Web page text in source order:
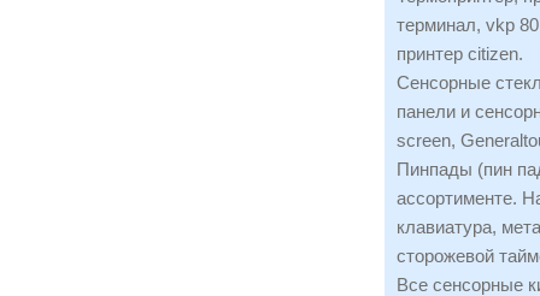
терминал, vkp
принтер citizen.
Сенсорные
панели и
screen,
Пинпады (пин
ассортименте.
клавиатура,
сторожевой
Все сенсорные